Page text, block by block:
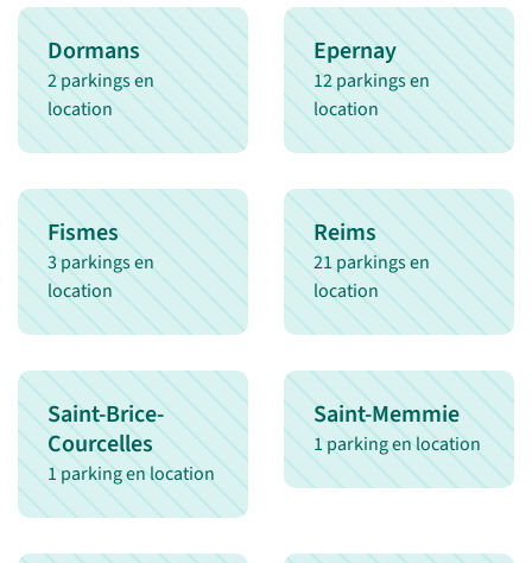
Dormans
2 parkings en
location
Epernay
12 parkings en
location
Fismes
3 parkings en
location
Reims
21 parkings en
location
Saint-Brice-
Courcelles
1 parking en location
Saint-Memmie
1 parking en location